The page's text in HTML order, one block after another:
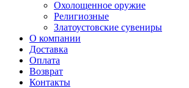
Охолощенное оружие
Религиозные
Златоустовские сувениры
О компании
Доставка
Оплата
Возврат
Контакты